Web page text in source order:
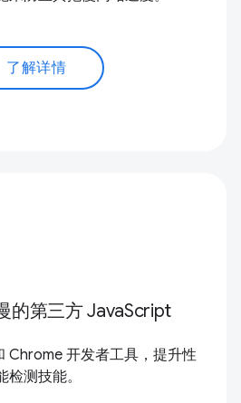
了解详情
的第三方 JavaScript
Chrome 开发者工具，提升性
检测技能。